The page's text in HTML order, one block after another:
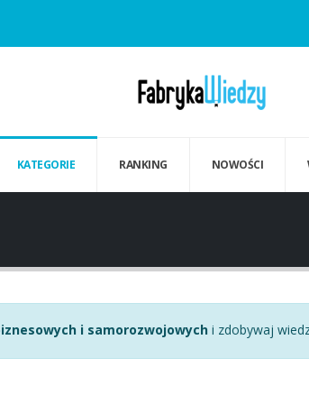
KATEGORIE RANKING NOWOŚCI
i samorozwojowych i zdobywaj